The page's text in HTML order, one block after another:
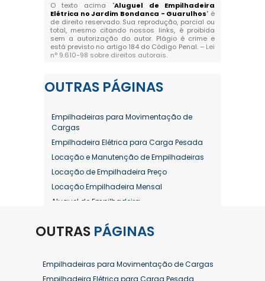
O texto acima "Aluguel de Empilhadeira
Elétrica no Jardim Bondanca - Guarulhos" é
de direito reservado. Sua reprodução, parcial ou
total, mesmo citando nossos links, é proibida
sem a autorização do autor. Plágio é crime e
está previsto no artigo 184 do Código Penal. – Lei
n° 9.610-98 sobre direitos autorais.
OUTRAS PÁGINAS
Empilhadeiras para Movimentação de
Cargas
Empilhadeira Elétrica para Carga Pesada
Locação e Manutenção de Empilhadeiras
Locação de Empilhadeira Preço
Locação Empilhadeira Mensal
Aluguel de Empilhadeira
Aluguel de Empilhadeira Diária Valor
Aluguel de Empilhadeira Elétrica Preço
Aluguel de Empilhadeira Mensal
OUTRAS PÁGINAS
Empilhadeiras para Movimentação de Cargas
Empilhadeira Elétrica para Carga Pesada